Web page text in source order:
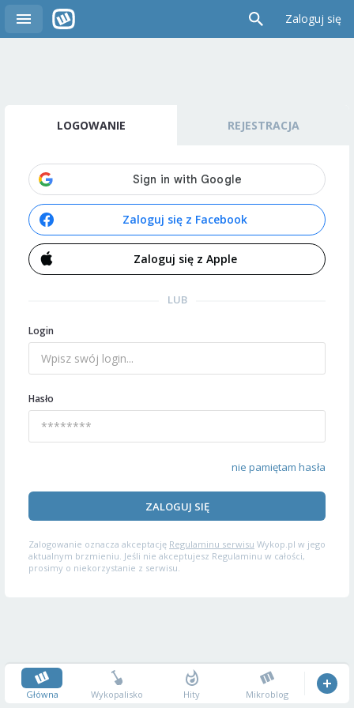
Zaloguj się
LOGOWANIE REJESTRACJA
Zaloguj się z Facebook
Zaloguj się z Apple
LUB
Login
Hasło
nie pamiętam hasła
ZALOGUJ SIĘ
Zalogowanie oznacza akceptację Regulaminu serwisu Wykop.pl w jego
aktualnym brzmieniu. Jeśli nie akceptujesz Regulaminu w całości,
prosimy o niekorzystanie z serwisu.
Główna Wykopalisko Hity Mikroblog